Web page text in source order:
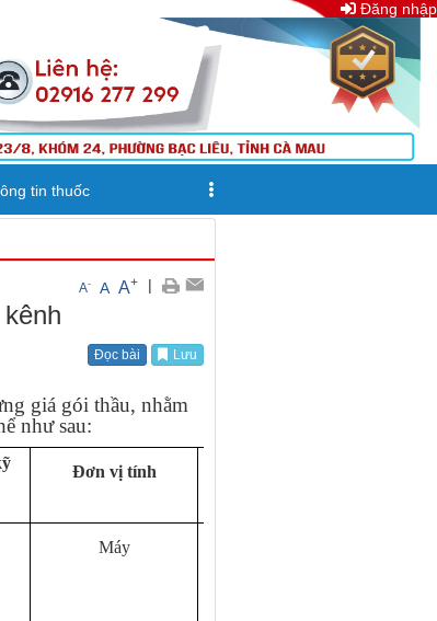
Đăng nhập
tin thuốc
A- A A+ |
Đọc bài Lưu
giá gói thầu, nhằm
như sau:
Đơn vị tính
Máy